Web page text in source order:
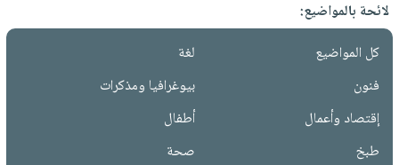
لائحة بالمواضيع:
كل المواضيع
لغة
فنون
بيوغرافيا ومذكرات
إقتصاد وأعمال
أطفال
طبخ
صحة